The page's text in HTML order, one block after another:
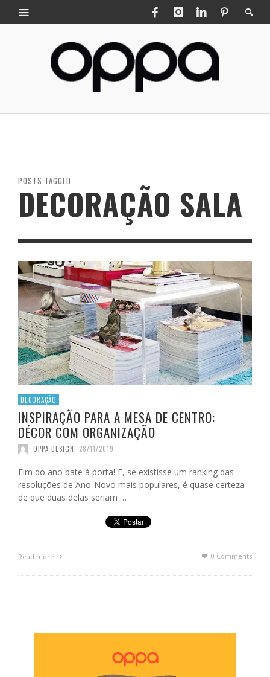
POSTS TAGGED
DECORAÇÃO SALA
DECORAÇÃO
INSPIRAÇÃO PARA A MESA DE CENTRO:
DÉCOR COM ORGANIZAÇÃO
OPPA DESIGN, 28/11/2019
Fim do ano bate à porta! E, se existisse um ranking das
resoluções de Ano-Novo mais populares, é quase certeza
de que duas delas seriam …
Read more 0 Comments